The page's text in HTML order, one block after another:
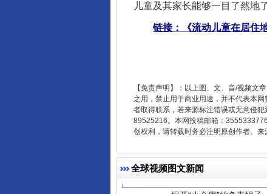
儿童及其家长能够一目了然地
链接：《流动儿童在居住
【免责声明】：以上图、文、音/视频文
之用，禁止用于商业用途，并不代表本
者取得联系，若来源标注错误或无意侵
89525216。本网投稿邮箱：
创权利，请转载时务必注明原创作者、来
全球视频图文新闻